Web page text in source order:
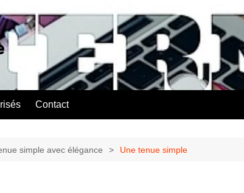
Contact
simple avec élégance Une tenue simple